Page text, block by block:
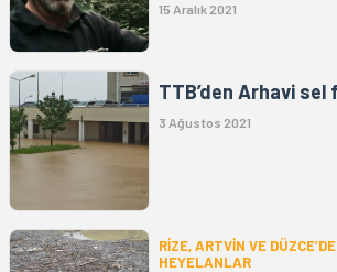
15 Aralık 2021
TTB’den Arhavi
3 Ağustos 2021
RİZE, ARTVİN VE
HEYELANLAR